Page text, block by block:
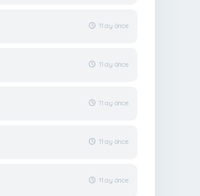
11 ay önce
11 ay önce
11 ay önce
11 ay önce
11 ay önce